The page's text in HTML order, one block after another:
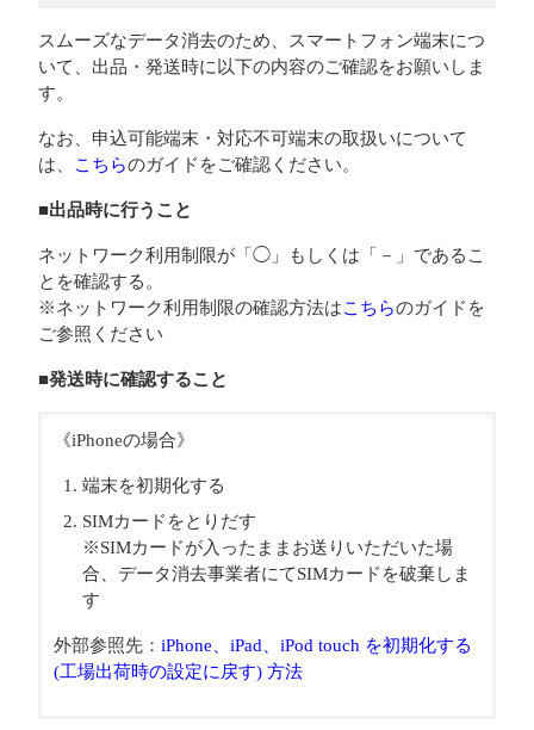
スムーズなデータ消去のため、スマートフォン端末につ
いて、出品・発送時に以下の内容のご確認をお願いしま
す。
なお、申込可能端末・対応不可端末の取扱いについて
は、
こちらのガイドをご確認ください。
■出品時に行うこと
ネットワーク利用制限が「◯」もしくは「－」であるこ
とを確認する。
※ネットワーク利用制限の確認方法はこちらのガイドを
ご参照ください
■発送時に確認すること
《iPhoneの場合》
端末を初期化する
SIMカードをとりだす
※SIMカードが入ったままお送りいただいた場
合、データ消去事業者にてSIMカードを破棄しま
す
外部参照先： iPhone、iPad、iPod touch を初期化する
(工場出荷時の設定に戻す) 方法